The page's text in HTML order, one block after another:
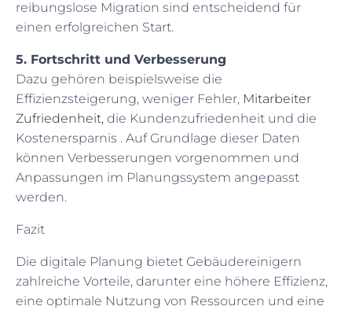
reibungslose Migration sind entscheidend für
einen erfolgreichen Start.
5. Fortschritt und Verbesserung
Dazu gehören beispielsweise die
Effizienzsteigerung, weniger Fehler, Mitarbeiter
Zufriedenheit, die Kundenzufriedenheit und die
Kostenersparnis . Auf Grundlage dieser Daten
können Verbesserungen vorgenommen und
Anpassungen im Planungssystem angepasst
werden.
Fazit
Die digitale Planung bietet Gebäudereinigern
zahlreiche Vorteile, darunter eine höhere Effizienz,
eine optimale Nutzung von Ressourcen und eine